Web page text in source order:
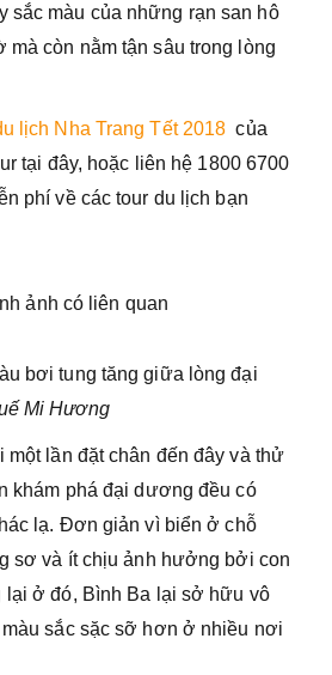
sắc màu của những rạn san hô
mà còn nằm tận sâu trong lòng
lịch Nha Trang Tết 2018 của
tại đây, hoặc liên hệ 1800 6700
phí về các tour du lịch bạn
bơi tung tăng giữa lòng đại
Mi Hương
một lần đặt chân đến đây và thử
khám phá đại dương đều có
lạ. Đơn giản vì biển ở chỗ
sơ và ít chịu ảnh hưởng bởi con
ở đó, Bình Ba lại sở hữu vô
sắc sặc sỡ hơn ở nhiều nơi